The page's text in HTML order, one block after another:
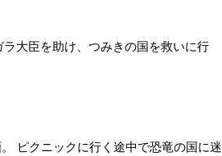
ラ大臣を助け、 つみきの国を救いに行
ピクニックに行く途中で恐竜の国に迷